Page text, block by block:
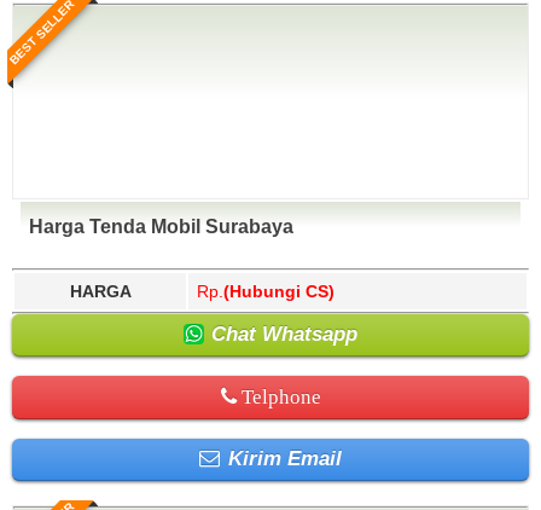
BEST SELLER
Harga Tenda Mobil Surabaya
HARGA Rp. (Hubungi CS)
Chat Whatsapp
Telphone
Kirim Email